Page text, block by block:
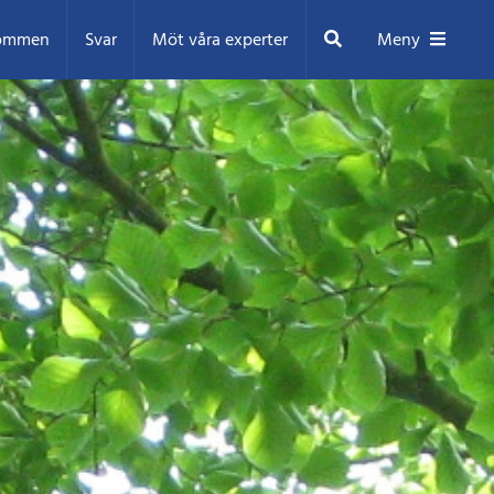
Svar Möt våra experter Sök Meny